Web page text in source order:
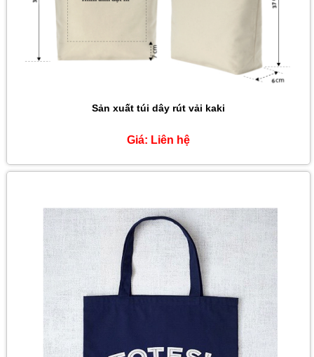
Sản xuất túi dây rút vải kaki
Giá: Liên hệ